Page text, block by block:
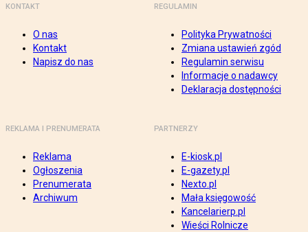
KONTAKT
O nas
Kontakt
Napisz do nas
REGULAMIN
Polityka Prywatności
Zmiana ustawień zgód
Regulamin serwisu
Informacje o nadawcy
Deklaracja dostępności
REKLAMA I PRENUMERATA
Reklama
Ogłoszenia
Prenumerata
Archiwum
PARTNERZY
E-kiosk.pl
E-gazety.pl
Nexto.pl
Mała księgowość
Kancelarierp.pl
Wieści Rolnicze